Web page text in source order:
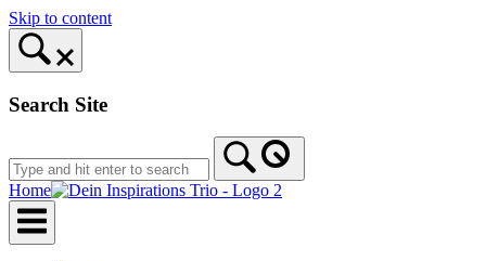
Skip to content
Search Site
Home